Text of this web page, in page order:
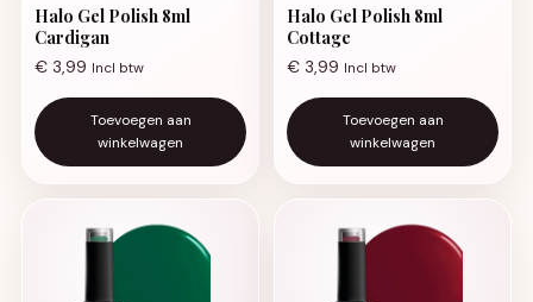
Halo Gel Polish 8ml
Cardigan
€ 3,99 Incl btw
Toevoegen aan
winkelwagen
Halo Gel Polish 8ml
Cottage
€ 3,99 Incl btw
Toevoegen aan
winkelwagen